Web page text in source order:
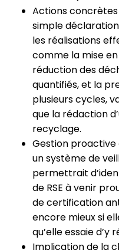
Actions
simple
les réalisations
comme la mise
réduction des
quantifiés, et la
plusieurs cycles,
que la rédaction
recyclage.
Gestion proactive
un système de
permettrait
de RSE à venir
de certification
encore mieux si
qu’elle essaie
Implication de la